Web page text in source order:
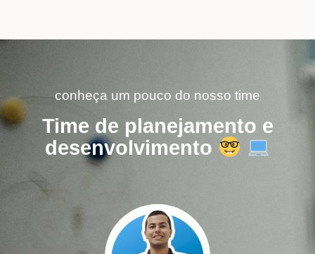
conheça um pouco do nosso time
Time de planejamento e
desenvolvimento